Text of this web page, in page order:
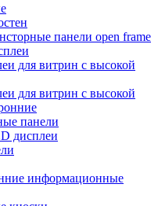
панели open frame
для витрин с высокой
для витрин с высокой
панели
дисплеи
информационные